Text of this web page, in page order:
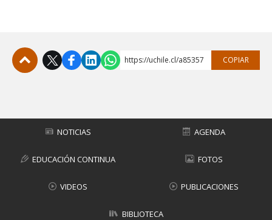
https://uchile.cl/a85357 COPIAR
NOTICIAS AGENDA
EDUCACIÓN CONTINUA FOTOS
VIDEOS PUBLICACIONES
BIBLIOTECA